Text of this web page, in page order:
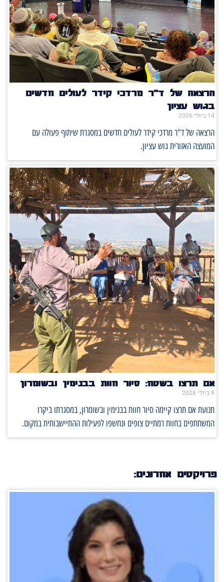
הרצאה של ד"ר מרדכי קידר לעולים חדשים
בגוש עציון
14 ביולי 2026
הרצאה של ד"ר מרדכי קידר לעולים חדשים במסגרת שיתוף פעולה עם
המועצה האזורית גוש עציון.
אם תרצו בשטח: סיור חוות בבנימין ובשומרון
9 ביולי 2026
תנועת אם תרצו קיימה סיור חוות בבנימין ובשומרון, במסגרתו ביקרו
המשתתפים בחוות רמתיים צופים ונחשפו לפעילות ההתיישבותית במקום.
פרויקטים אחרונים: